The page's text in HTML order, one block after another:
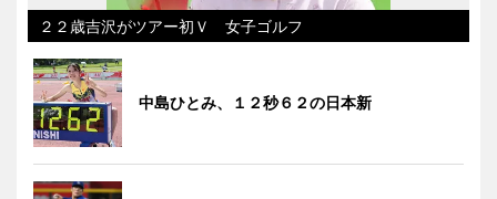
２２歳吉沢がツアー初Ｖ 女子ゴルフ
中島ひとみ、１２秒６２の日本新